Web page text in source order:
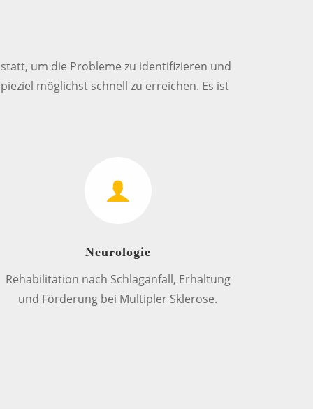
um die Probleme zu identifizieren und
möglichst schnell zu erreichen. Es ist
Neurologie
Rehabilitation nach Schlaganfall, Erhaltung
und Förderung bei Multipler Sklerose.